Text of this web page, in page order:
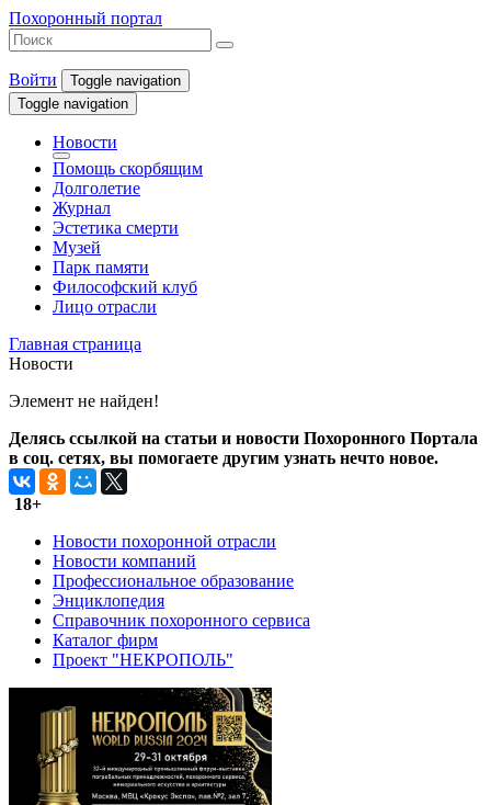
Похоронный портал
Войти
Toggle navigation
Toggle navigation
Новости
Помощь скорбящим
Долголетие
Журнал
Эстетика смерти
Музей
Парк памяти
Философский клуб
Лицо отрасли
Главная страница
Новости
Элемент не найден!
Делясь ссылкой на статьи и новости Похоронного Портала
в соц. сетях, вы помогаете другим узнать нечто новое.
18+
Новости похоронной отрасли
Новости компаний
Профессиональное образование
Энциклопедия
Справочник похоронного сервиса
Каталог фирм
Проект "НЕКРОПОЛЬ"